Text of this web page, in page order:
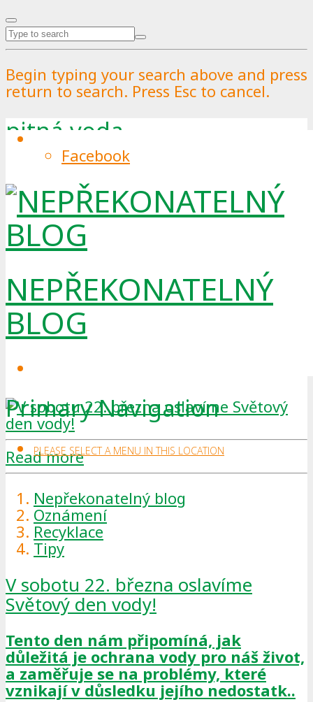
Begin typing your search above and press
return to search. Press Esc to cancel.
Facebook
NEPŘEKONATELNÝ
BLOG
Primary Navigation
PLEASE SELECT A MENU IN THIS LOCATION
pitná voda
Read more
Nepřekonatelný blog
Oznámení
Recyklace
Tipy
V sobotu 22. března oslavíme
Světový den vody!
Tento den nám připomíná, jak
důležitá je ochrana vody pro náš život,
a zaměřuje se na problémy, které
vznikají v důsledku jejího nedostatk..